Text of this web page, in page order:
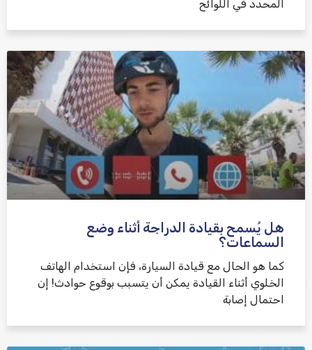
المحدد في اللوائح
هل يُسمح بقيادة الدراجة أثناء وضع
السماعات؟
كما هو الحال مع قيادة السيارة، فإن استخدام الهاتف
الخلوي أثناء القيادة يمكن أن يتسبب بوقوع حوادث! إن
احتمال إصابة